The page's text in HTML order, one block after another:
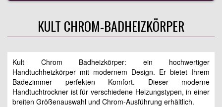
KULT CHROM-BADHEIZKÖRPER
Kult Chrom Badheizkörper: ein hochwertiger
Handtuchheizkörper mit modernem Design. Er bietet Ihrem
Badezimmer perfekten Komfort. Dieser moderne
Handtuchtrockner ist für verschiedene Heizungstypen, in einer
breiten Größenauswahl und Chrom-Ausführung erhältlich.